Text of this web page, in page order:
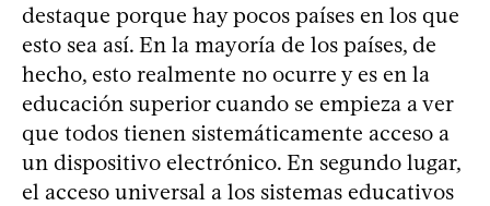
destaque porque hay pocos países en los que
esto sea así. En la mayoría de los países, de
hecho, esto realmente no ocurre y es en la
educación superior cuando se empieza a ver
que todos tienen sistemáticamente acceso a
un dispositivo electrónico. En segundo lugar,
el acceso universal a los sistemas educativos